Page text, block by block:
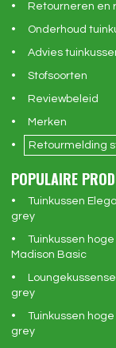
Retourneren en
Onderhoud
Advies
Stofsoorten
Reviewbeleid
Merken
Retourmelding
POPULAIRE
Tuinkussen
grey
Tuinkussen hoge
Madison Basic
grey
Tuinkussen
grey